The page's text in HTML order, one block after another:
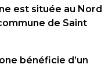
est située au Nord
de Saint
bénéficie d’un